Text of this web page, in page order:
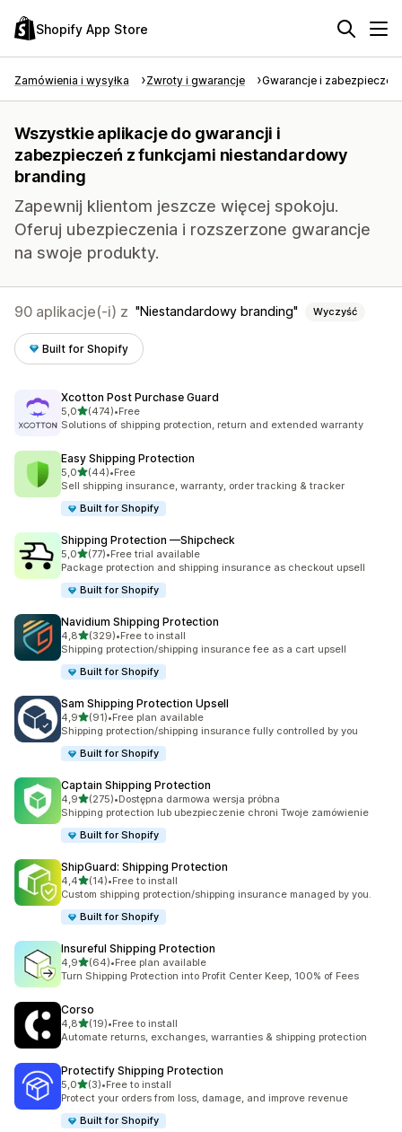
Shopify App Store
Zamówienia i wysyłka Zwroty i gwarancje Gwarancje i
Wszystkie aplikacje do gwarancji i
zabezpieczeń z funkcjami niestandardowy
branding
Zapewnij klientom jeszcze więcej spokoju.
Oferuj ubezpieczenia i rozszerzone gwarancje
na swoje produkty.
90 aplikacje(-i) z Niestandardowy branding Wyczyść
Built for Shopify
Xcotton Post Purchase Guard
5,0na 5 gwiazdek
(474)
Łączna liczba recenzji: 474
•Free
Solutions of shipping protection, return and extended warranty
Easy Shipping Protection
5,0na 5 gwiazdek
(44)
Łączna liczba recenzji: 44
•Free
Sell shipping insurance, warranty, order tracking & tracker
Built for Shopify
Shipping Protection —Shipcheck
5,0na 5 gwiazdek
(77)
Łączna liczba recenzji: 77
•Free trial available
Package protection and shipping insurance as checkout upsell
Built for Shopify
Navidium Shipping Protection
4,8na 5 gwiazdek
(329)
Łączna liczba recenzji: 329
•Free to install
Shipping protection/shipping insurance fee as a cart upsell
Built for Shopify
Sam Shipping Protection Upsell
4,9na 5 gwiazdek
(91)
Łączna liczba recenzji: 91
•Free plan available
Shipping protection/shipping insurance fully controlled by you
Built for Shopify
Captain Shipping Protection
4,9na 5 gwiazdek
(275)
Łączna liczba recenzji: 275
•Dostępna darmowa wersja próbna
Shipping protection lub ubezpieczenie chroni Twoje zamówienie
Built for Shopify
ShipGuard: Shipping Protection
4,4na 5 gwiazdek
(14)
Łączna liczba recenzji: 14
•Free to install
Custom shipping protection/shipping insurance managed by you.
Built for Shopify
Insureful Shipping Protection
4,9na 5 gwiazdek
(64)
Łączna liczba recenzji: 64
•Free plan available
Turn Shipping Protection into Profit Center Keep, 100% of Fees
Corso
4,8na 5 gwiazdek
(19)
Łączna liczba recenzji: 19
•Free to install
Automate returns, exchanges, warranties & shipping protection
Protectify Shipping Protection
5,0na 5 gwiazdek
(3)
Łączna liczba recenzji: 3
•Free to install
Protect your orders from loss, damage, and improve revenue
Built for Shopify